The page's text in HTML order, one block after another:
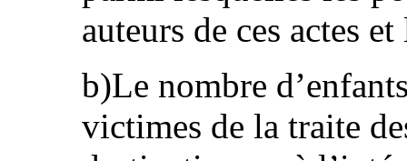
auteurs de ces actes
b)Le nombre
victimes de la traite